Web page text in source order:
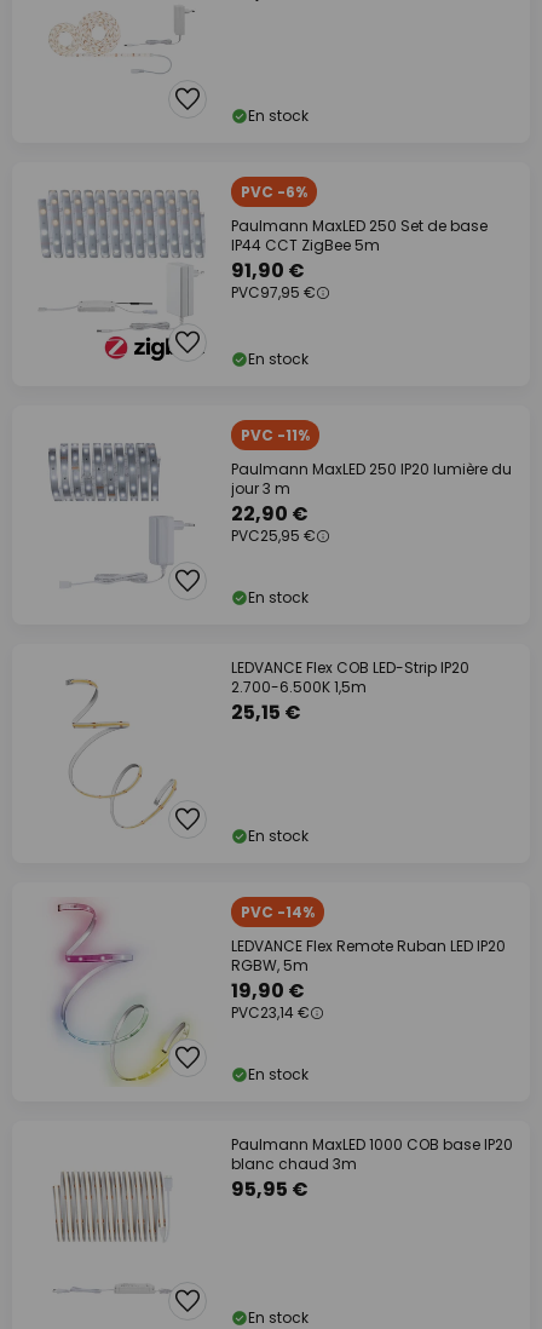
En stock
PVC -6%
Paulmann MaxLED 250 Set de base
IP44 CCT ZigBee 5m
91,90 €
PVC97,95 €
En stock
PVC -11%
Paulmann MaxLED 250 IP20 lumière du
jour 3 m
22,90 €
PVC25,95 €
En stock
LEDVANCE Flex COB LED-Strip IP20
2.700-6.500K 1,5m
25,15 €
En stock
PVC -14%
LEDVANCE Flex Remote Ruban LED IP20
RGBW, 5m
19,90 €
PVC23,14 €
En stock
Paulmann MaxLED 1000 COB base IP20
blanc chaud 3m
95,95 €
En stock